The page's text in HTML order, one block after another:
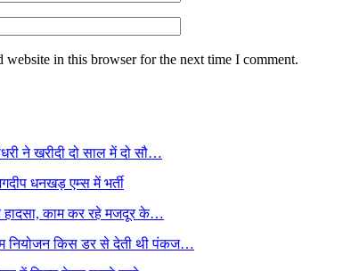
website in this browser for the next time I comment.
ने खरीदी दो साल में दो सौ…
धनखड़ एम्स में भर्ती
हादसा, काम कर रहे मजदूर के…
नियोजन किस डर से देती थी पंकज…